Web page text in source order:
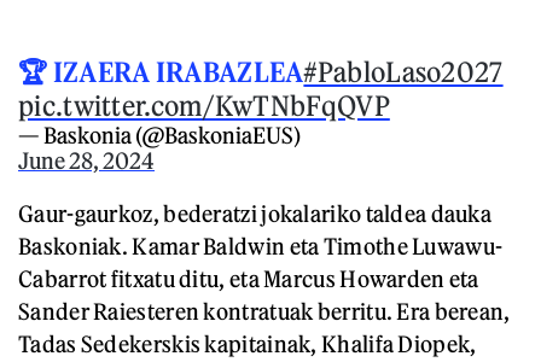
🏆 IZAERA IRABAZLEA#PabloLaso2027
pic.twitter.com/KwTNbFqQVP
— Baskonia (@BaskoniaEUS)
June 28, 2024
Gaur-gaurkoz, bederatzi jokalariko taldea dauka
Baskoniak. Kamar Baldwin eta Timothe Luwawu-
Cabarrot fitxatu ditu, eta Marcus Howarden eta
Sander Raiesteren kontratuak berritu. Era berean,
Tadas Sedekerskis kapitainak, Khalifa Diopek,